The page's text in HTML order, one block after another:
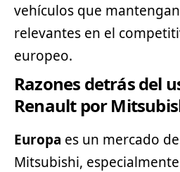
vehículos que
relevantes en el
europeo.
Razones detrás del
Renault por
Europa es un mercado
Mitsubishi,